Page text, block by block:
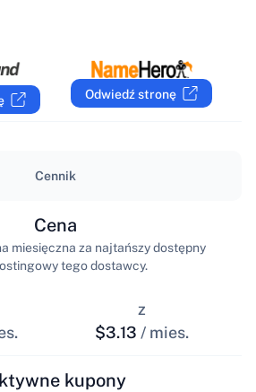
Odwiedź stronę
Cennik
Cena
miesięczna za najtańszy dostępny
tego dostawcy.
z
$3.13 / mies.
kupony